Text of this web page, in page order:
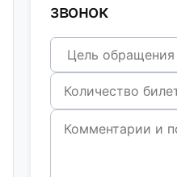
звонок
Цель обращения